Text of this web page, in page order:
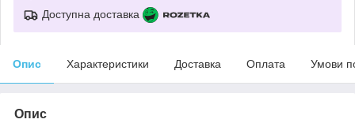
Доступна доставка
Опис Характеристики Доставка Оплата Умови
Опис